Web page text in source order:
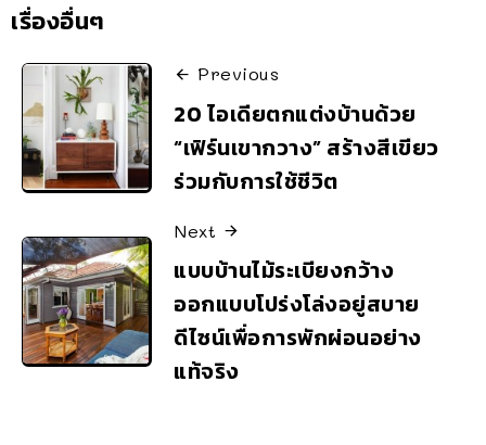
เรื่องอื่นๆ
Previous
20 ไอเดียตกแต่งบ้านด้วย
“เฟิร์นเขากวาง” สร้างสีเขียว
ร่วมกับการใช้ชีวิต
Next
แบบบ้านไม้ระเบียงกว้าง
ออกแบบโปร่งโล่งอยู่สบาย
ดีไซน์เพื่อการพักผ่อนอย่าง
แท้จริง